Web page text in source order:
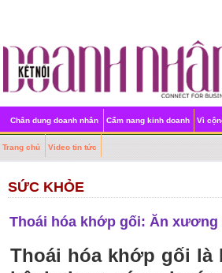
Chân dung doanh nhân Cẩm nang kinh doanh Vì
Trang chủ Video tin tức
SỨC KHỎE
Thoái hóa khớp gối: Ăn
Thoái hóa khớp gối là